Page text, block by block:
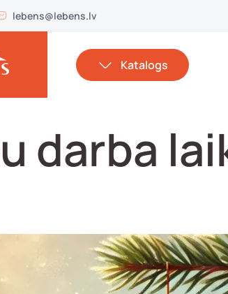
lebens@lebens.lv
Katalogs
darba